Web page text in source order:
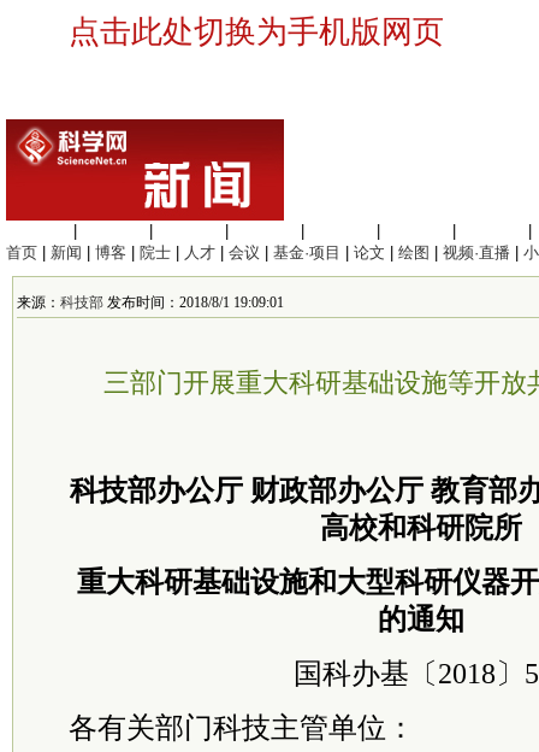
点击此处切换为手机版网页
首页
新闻 博客 院士 人才 会议 基金·项目 论文 绘图 视频·直播
来源： 科技部 发布时间：2018/8/1 19:09:01
三部门开展重大科研基础设施等开放
科技部办公厅 财政部办公厅 教育部
高校和科研院所
重大科研基础设施和大型科研仪器
的通知
国科办基〔2018〕
各有关部门科技主管单位：